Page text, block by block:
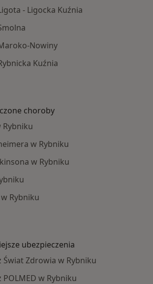
- Ligocka Kuźnia
Nowiny
Kuźnia
choroby
Rybniku
w Rybniku
w Rybniku
Rybniku
ubezpieczenia
Świat Zdrowia w Rybniku
w Rybniku